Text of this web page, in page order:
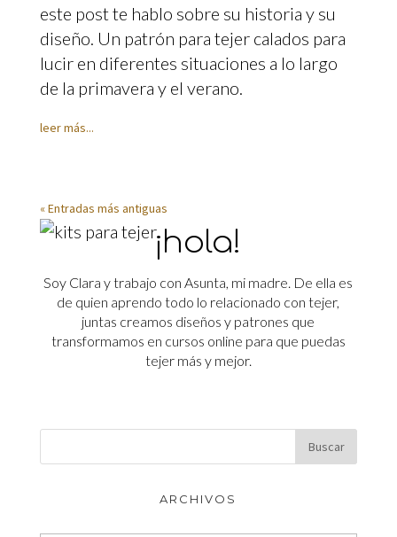
este post te hablo sobre su historia y su
diseño. Un patrón para tejer calados para
lucir en diferentes situaciones a lo largo
de la primavera y el verano.
leer más...
« Entradas más antiguas
¡hola!
Soy Clara y trabajo con Asunta, mi madre. De ella es
de quien aprendo todo lo relacionado con tejer,
juntas creamos diseños y patrones que
transformamos en cursos online para que puedas
tejer más y mejor.
ARCHIVOS